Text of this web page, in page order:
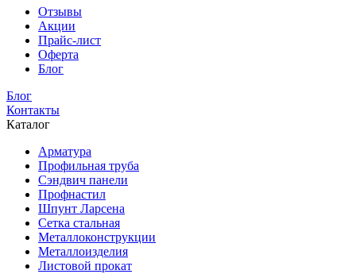
Отзывы
Акции
Прайс-лист
Оферта
Блог
Блог
Контакты
Каталог
Арматура
Профильная труба
Сэндвич панели
Профнастил
Шпунт Ларсена
Сетка стальная
Металлоконструкции
Металлоизделия
Листовой прокат